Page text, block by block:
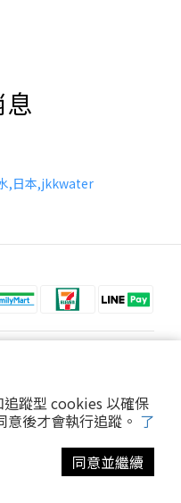
蹤型 cookies 以確保
後才會執行追蹤。 了
同意並繼續